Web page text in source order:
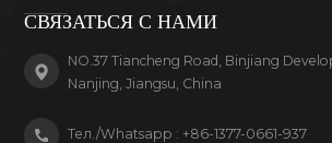
СВЯЗАТЬСЯ С НАМИ
NO.37 Tiancheng Road, Binjiang
Nanjing, Jiangsu, China
Тел./Whatsapp : +86-1377-0661-937